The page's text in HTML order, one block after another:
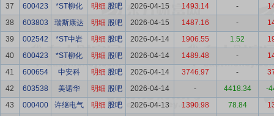
37
600423 *ST柳化 明细 股吧 2026-04-15 1493.14 -
38
603803 瑞斯康达 明细 股吧 2026-04-15 1487.16 -
39
002542 *ST中岩 明细 股吧 2026-04-14 1906.55 1.52
40
600423 *ST柳化 明细 股吧 2026-04-14 1489.48 -
41
600654 中安科 明细 股吧 2026-04-14 3746.97 -
42
603538 美诺华 明细 股吧 2026-04-14 - 4418.34
-
43
000400 许继电气 明细 股吧 2026-04-13 1390.98 78.84